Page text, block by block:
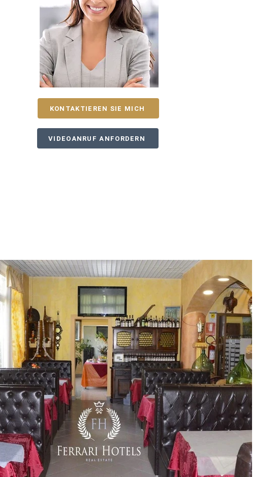
KONTAKTIEREN SIE MICH
VIDEOANRUF ANFORDERN